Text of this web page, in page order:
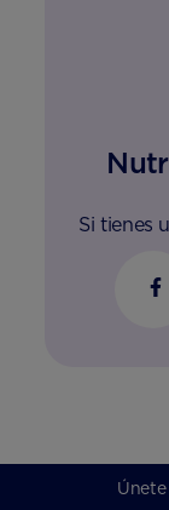
Si tienes